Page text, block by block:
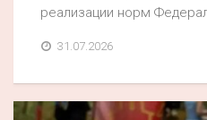
реализации норм
31.07.2026